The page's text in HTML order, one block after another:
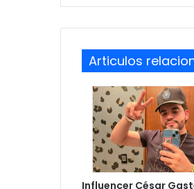
Articulos
Influencer César